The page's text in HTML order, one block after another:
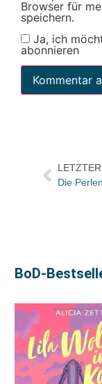
Browser für
speichern.
Ja, ich
abonnieren
BoD-